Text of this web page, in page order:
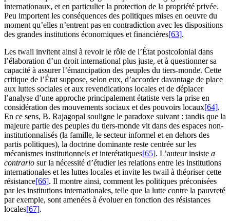
internationaux, et en particulier la protection de la propriété privée.
Peu importent les conséquences des politiques mises en oeuvre du
moment qu’elles n’entrent pas en contradiction avec les dispositions
des grandes institutions économiques et financières[63].
Les twail invitent ainsi à revoir le rôle de l’État postcolonial dans
l’élaboration d’un droit international plus juste, et à questionner sa
capacité à assurer l’émancipation des peuples du tiers-monde. Cette
critique de l’État suppose, selon eux, d’accorder davantage de place
aux luttes sociales et aux revendications locales et de déplacer
l’analyse d’une approche principalement étatiste vers la prise en
considération des mouvements sociaux et des pouvoirs locaux[64].
En ce sens, B. Rajagopal souligne le paradoxe suivant : tandis que la
majeure partie des peuples du tiers-monde vit dans des espaces non-
institutionnalisés (la famille, le secteur informel et en dehors des
partis politiques), la doctrine dominante reste centrée sur les
mécanismes institutionnels et interétatiques[65]. L’auteur insiste a
contrario sur la nécessité d’étudier les relations entre les institutions
internationales et les luttes locales et invite les twail à théoriser cette
résistance[66]. Il montre ainsi, comment les politiques préconisées
par les institutions internationales, telle que la lutte contre la pauvreté
par exemple, sont amenées à évoluer en fonction des résistances
locales[67].